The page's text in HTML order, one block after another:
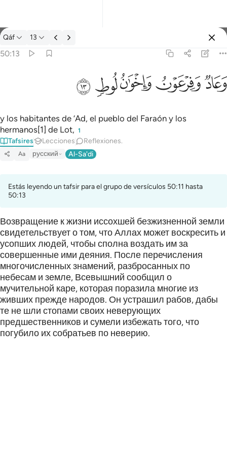
Tafsir: Qáf 50:13
Qáf 13
50:13
وَعَادٌۭ وَفِرْعَوْنُ وَإِخْوَٰنُ لُوطٍۢ ١٣
ﲳﲴﲵﲶﲷ
y los habitantes de ‘Ad, el pueblo del Faraón y los
hermanos[1] de Lot, 1
Tafsires Lecciones Reflexiones.
Aa русский Al-Sa'di
Estás leyendo un tafsir para el grupo de versículos 50:11 hasta
50:13
Возвращение к жизни иссохшей безжизненной земли
свидетельствует о том, что Аллах может воскресить и
усопших людей, чтобы сполна воздать им за
совершенные ими деяния. После перечисления
многочисленных знамений, разбросанных по
небесам и земле, Всевышний сообщил о
мучительной каре, которая поразила многие из
живших прежде народов. Он устрашил рабов, дабы
те не шли стопами своих неверующих
предшественников и сумели избежать того, что
погубило их собратьев по неверию.